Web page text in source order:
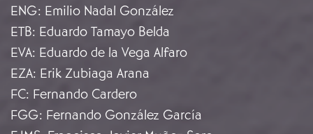
ENG: Emilio Nadal González
ETB: Eduardo Tamayo Belda
EVA: Eduardo de la Vega Alfaro
EZA: Erik Zubiaga Arana
FC: Fernando Cardero
FGG: Fernando González García